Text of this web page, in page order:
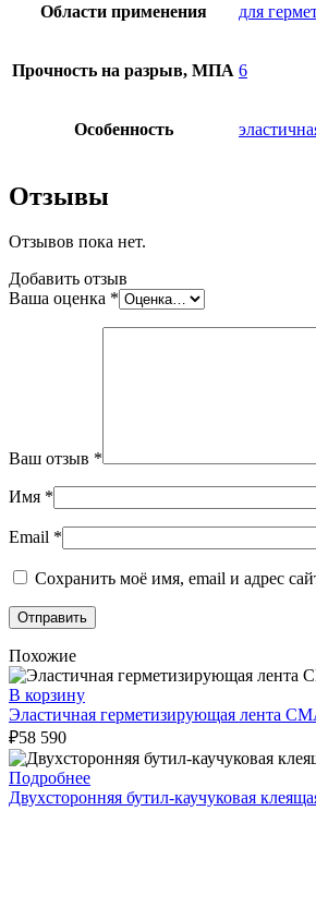
Области применения для
Прочность на разрыв, МПА 6
Особенность
Отзывы
Отзывов пока нет.
Добавить отзыв
Ваша оценка *
Ваш отзыв *
Имя *
Email *
Сохранить моё имя, email и адрес
Похожие
В корзину
Эластичная герметизирующая лента
₽58 590
Подробнее
Двухсторонняя бутил-каучуковая